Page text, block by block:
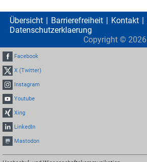
Übersicht Barrierefreiheit Kontakt
Datenschutzerklaerung
Copyright © 2026
Facebook
X (Twitter)
Instagram
Youtube
Xing
LinkedIn
Mastodon